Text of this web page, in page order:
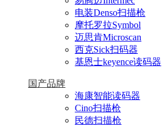
电装Denso扫描枪
摩托罗拉Symbol
迈思肯Microscan
西克Sick扫码器
基恩士keyence读码器
国产品牌
海康智能读码器
Cino扫描枪
民德扫描枪